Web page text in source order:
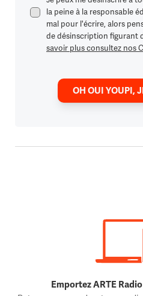
la peine à la responsable
mal pour l'écrire, alors
de désinscription figurant
savoir plus consultez nos
OH OUI YOUPI,
Emportez ARTE